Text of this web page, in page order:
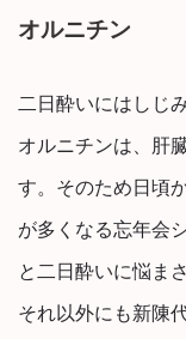
オルニチン
二日酔いにはしじ
オルニチンは、肝
す。そのため日頃
が多くなる忘年会
と二日酔いに悩ま
それ以外にも新陳